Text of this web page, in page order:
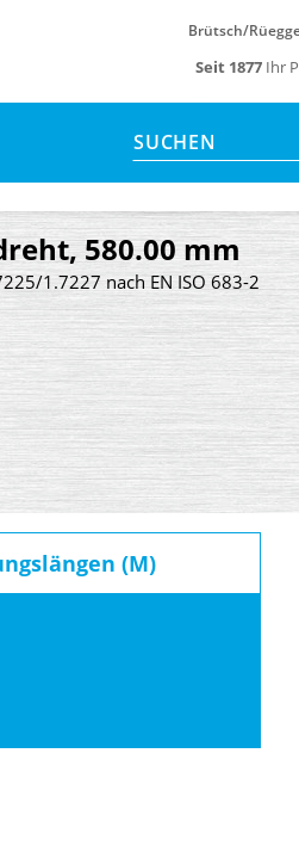
Brütsch/
Seit 1877 Ihr
SUCHEN
580.00 mm
1.7227 nach EN ISO 683-2
(M)